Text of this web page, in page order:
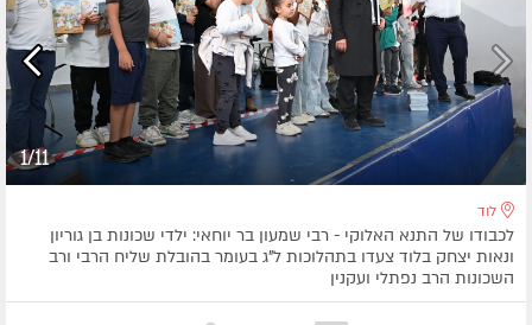
1/11
לוד
לכבודו של התנא האלוקי - רבי שמעון בר יוחאי: ילדי שכונות בן גוריון
ונאות יצחק בלוד צעדו בתהלוכות ל"ג בעומר בהובלת שליח הרבי ורב
השכונות הרב נפתלי ועקנין